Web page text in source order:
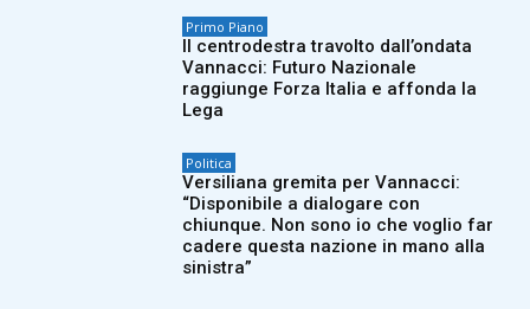
Primo Piano
Il centrodestra travolto dall’ondata
Vannacci: Futuro Nazionale
raggiunge Forza Italia e affonda la
Lega
Politica
Versiliana gremita per Vannacci:
“Disponibile a dialogare con
chiunque. Non sono io che voglio far
cadere questa nazione in mano alla
sinistra”